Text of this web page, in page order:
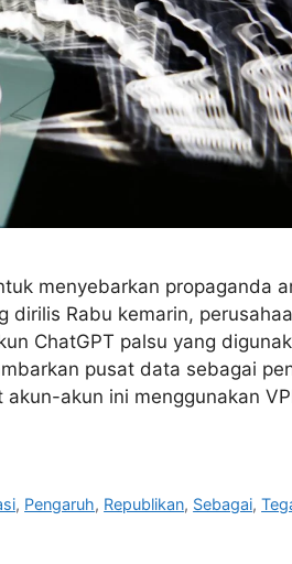
menyebarkan propaganda
dirilis Rabu kemarin,
ChatGPT palsu yang
pusat data sebagai
akun ini menggunakan
, Pengaruh, Republikan, Sebagai,